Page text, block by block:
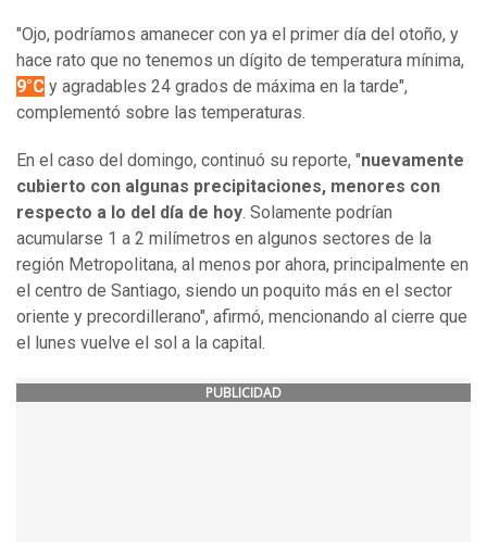
"Ojo, podríamos amanecer con ya el primer día del otoño, y
hace rato que no tenemos un dígito de temperatura mínima,
9°C y agradables 24 grados de máxima en la tarde",
complementó sobre las temperaturas.
En el caso del domingo, continuó su reporte, "nuevamente
cubierto con algunas precipitaciones, menores con
respecto a lo del día de hoy. Solamente podrían
acumularse 1 a 2 milímetros en algunos sectores de la
región Metropolitana, al menos por ahora, principalmente en
el centro de Santiago, siendo un poquito más en el sector
oriente y precordillerano", afirmó, mencionando al cierre que
el lunes vuelve el sol a la capital.
PUBLICIDAD